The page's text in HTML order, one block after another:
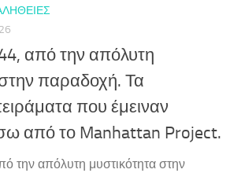
από την απόλυτη
παραδοχή. Τα
που έμειναν
από το Manhattan Project.
την απόλυτη μυστικότητα στην